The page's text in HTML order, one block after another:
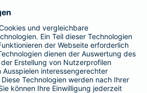
ist Teil der BarmeniaGothaer
BELIEBTE SEITEN
Zusatzversicherung
Tierversicherungen